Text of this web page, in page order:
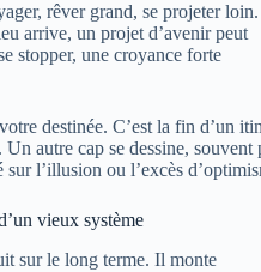
rêver grand, se projeter loin.
arrive, un projet d’avenir peut
stopper, une croyance forte
destinée. C’est la fin d’un
autre cap se dessine, souvent
sur l’illusion ou l’excès
vieux système
sur le long terme. Il monte